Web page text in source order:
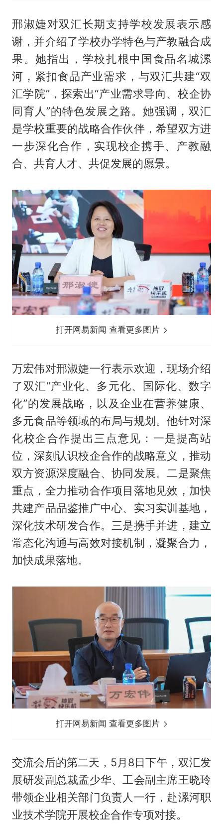
邢淑婕对双汇长期支持学校发展表示感
谢，并介绍了学校办学特色与产教融合成
果。她指出，学校扎根中国食品名城漯
河，紧扣食品产业需求，与双汇共建“双
汇学院”，探索出“产业需求导向、校企协
同育人”的特色发展之路。她强调，双汇
是学校重要的战略合作伙伴，希望双方进
一步深化合作，实现校企携手、产教融
合、共育人才、共促发展的愿景。
打开网易新闻 查看更多图片
万宏伟对邢淑婕一行表示欢迎，现场介绍
了双汇“产业化、多元化、国际化、数字
化”的发展战略，以及企业在营养健康、
多元食品等领域的布局与规划。他针对深
化校企合作提出三点意见：一是提高站
位，深刻认识校企合作的战略意义，推动
双方资源深度融合、协同发展。二是聚焦
重点，全力推动合作项目落地见效，加快
共建产品品鉴推广中心、实习实训基地，
深化技术研发合作。三是携手并进，建立
常态化沟通与高效对接机制，凝聚合力，
加快成果落地。
打开网易新闻 查看更多图片
交流会后的第二天，5月8日下午，双汇发
展研发副总裁孟少华、工会副主席王晓玲
带领企业相关部门负责人一行，赴漯河职
业技术学院开展校企合作专项对接。